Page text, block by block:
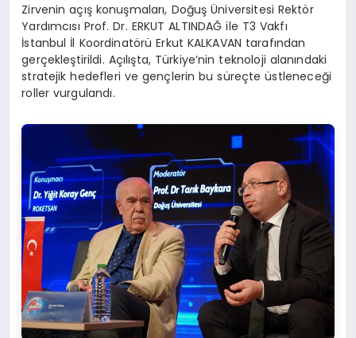
Zirvenin açış konuşmaları, Doğuş Üniversitesi Rektör
Yardımcısı Prof. Dr. ERKUT ALTINDAĞ ile T3 Vakfı
İstanbul İl Koordinatörü Erkut KALKAVAN tarafından
gerçekleştirildi. Açılışta, Türkiye’nin teknoloji alanındaki
stratejik hedefleri ve gençlerin bu süreçte üstleneceği
roller vurgulandı.